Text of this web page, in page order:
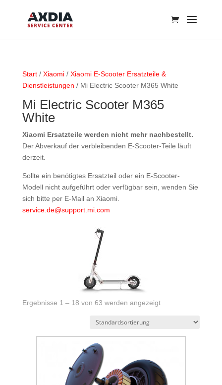
Start/ Xiaomi/ Xiaomi E-Scooter Ersatzteile &
Dienstleistungen / Mi Electric Scooter M365 White
Mi Electric Scooter M365
White
Xiaomi Ersatzteile werden nicht mehr nachbestellt.
Der Abverkauf der verbleibenden E-Scooter-Teile läuft
derzeit.
Sollte ein benötigtes Ersatzteil oder ein E-Scooter-
Modell nicht aufgeführt oder verfügbar sein, wenden Sie
sich bitte per E-Mail an Xiaomi.
service.de@support.mi.com
Ergebnisse 1 – 18 von 63 werden angezeigt